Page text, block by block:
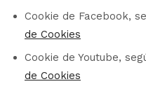
Cookie de Facebook,
de Cookies
Cookie de Youtube,
de Cookies